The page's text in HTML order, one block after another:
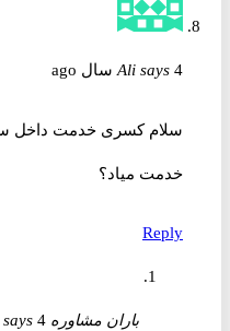
Ali says
سلام کسری خدمت داخل
خدمت میاد؟
Reply
باران مشاوره says 4 سال ago